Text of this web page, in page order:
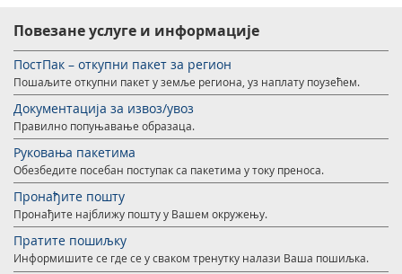
Правилно адресовање
Поштански адресни код (ПАК)
Списак забрањених артикала за увоз
Пуномоћје за уручење поштанских пошиљака
Специфичне услуге
Продаја, издавање и закуп непокретности
Поште Pet friendly
Продаја и преконфигурација ТАГ уређаја
Повезане услуге и информације
ПостПак – откупни пакет за регион
Пошаљите откупни пакет у земље региона, уз наплату поузећем.
Документација за извоз/увоз
Правилно попуњавање образаца.
Руковања пакетима
Обезбедите посебан поступак са пакетима у току преноса.
Пронађите пошту
Пронађите најближу пошту у Вашем окружењу.
Пратите пошиљку
Информишите се где се у сваком тренутку налази Ваша пошиљка.